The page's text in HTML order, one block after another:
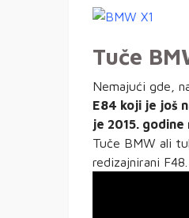
Tuče
Nemajući gde,
E84 koji je još
je 2015.
Tuče BMW ali
redizajnirani F48.